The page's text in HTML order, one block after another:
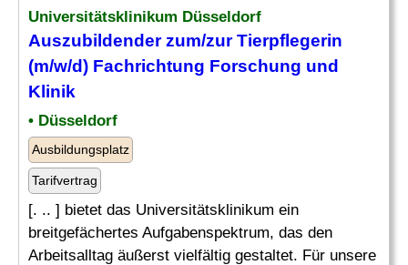
Universitätsklinikum Düsseldorf
Auszubildender zum/zurTierpflegerin
(m/w/d) Fachrichtung Forschung und
Klinik
• Düsseldorf
Ausbildungsplatz
Tarifvertrag
[. .. ] bietet das Universitätsklinikum ein
breitgefächertes Aufgabenspektrum, das den
Arbeitsalltag äußerst vielfältig gestaltet. Für unsere